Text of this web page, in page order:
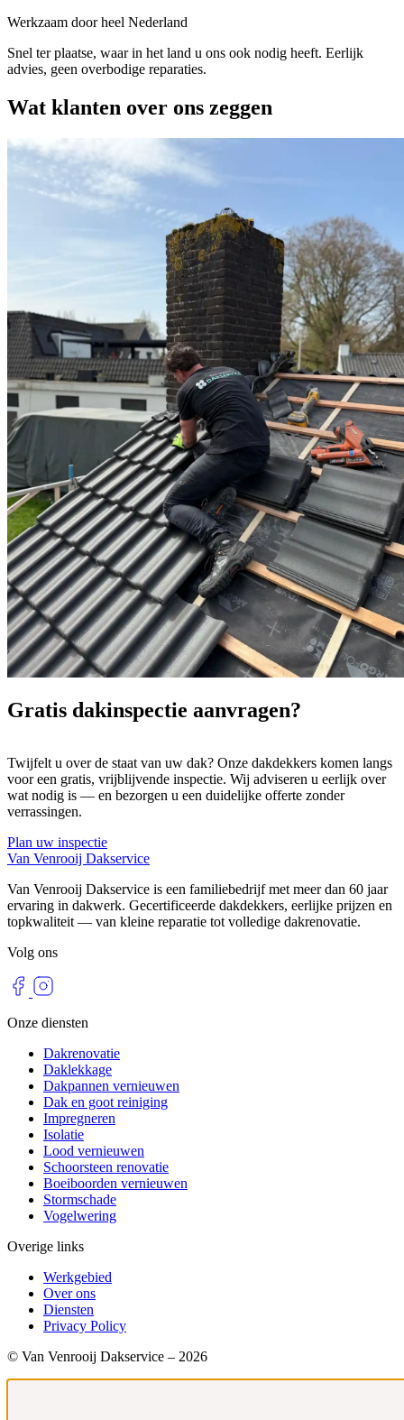
Werkzaam door heel Nederland
Snel ter plaatse, waar in het land u ons ook nodig heeft. Eerlijk
advies, geen overbodige reparaties.
Wat klanten over ons zeggen
Gratis dakinspectie aanvragen?
Twijfelt u over de staat van uw dak? Onze dakdekkers komen langs
voor een gratis, vrijblijvende inspectie. Wij adviseren u eerlijk over
wat nodig is — en bezorgen u een duidelijke offerte zonder
verrassingen.
Plan uw inspectie
Van Venrooij Dakservice
Van Venrooij Dakservice is een familiebedrijf met meer dan 60 jaar
ervaring in dakwerk. Gecertificeerde dakdekkers, eerlijke prijzen en
topkwaliteit — van kleine reparatie tot volledige dakrenovatie.
Volg ons
Onze diensten
Dakrenovatie
Daklekkage
Dakpannen vernieuwen
Dak en goot reiniging
Impregneren
Isolatie
Lood vernieuwen
Schoorsteen renovatie
Boeiboorden vernieuwen
Stormschade
Vogelwering
Overige links
Werkgebied
Over ons
Diensten
Privacy Policy
© Van Venrooij Dakservice – 2026